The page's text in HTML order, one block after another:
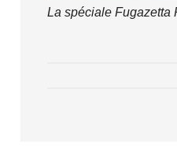
La spéciale Fugazetta